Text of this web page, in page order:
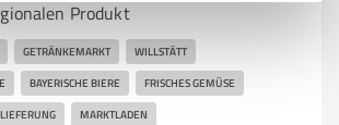
Produkt
GETRÄNKEMARKT WILLSTÄTT
BAYERISCHE BIERE FRISCHES GEMÜSE
LIEFERUNG MARKTLADEN